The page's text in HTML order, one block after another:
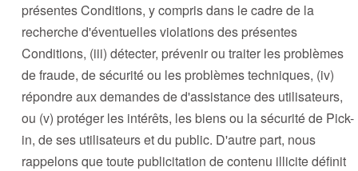
présentes Conditions, y compris dans le cadre de la
recherche d'éventuelles violations des présentes
Conditions, (iii) détecter, prévenir ou traiter les problèmes
de fraude, de sécurité ou les problèmes techniques, (iv)
répondre aux demandes de d'assistance des utilisateurs,
ou (v) protéger les intérêts, les biens ou la sécurité de Pick-
in, de ses utilisateurs et du public. D'autre part, nous
rappelons que toute publicitation de contenu illicite définit